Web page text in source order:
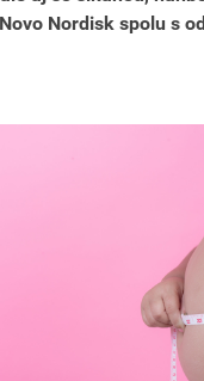
Nordisk spolu s